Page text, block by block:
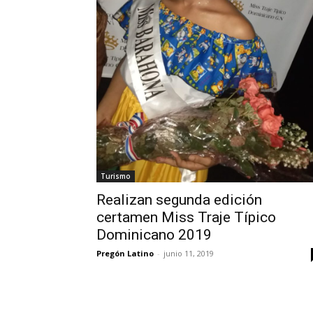
Turismo
Realizan segunda edición
certamen Miss Traje Típico
Dominicano 2019
Pregón Latino - junio 11, 2019